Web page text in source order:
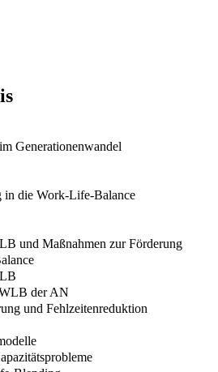
Generationenwandel
in die Work-Life-Balance
und Maßnahmen zur Förderung
der AN
und Fehlzeitenreduktion